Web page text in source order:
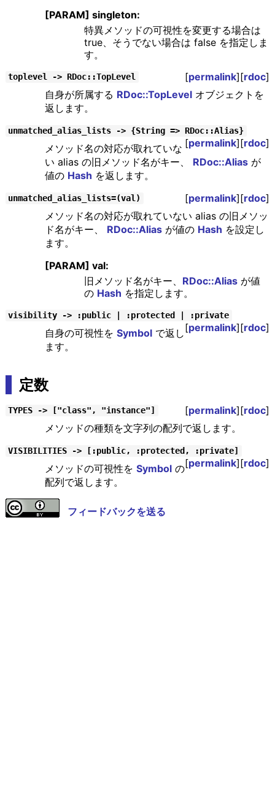
[PARAM] singleton:
特異メソッドの可視性を変更する場合は
true、そうでない場合は false を指定しま
す。
toplevel -> RDoc::TopLevel [permalink][rdoc]
自身が所属する RDoc::TopLevelオブジェクトを
返します。
unmatched_alias_lists -> {String => RDoc::Alias}
[permalink][rdoc]
メソッド名の対応が取れていな
い alias の旧メソッド名がキー、 RDoc::Aliasが
値の Hash を返します。
unmatched_alias_lists=(val) [permalink][rdoc]
メソッド名の対応が取れていない alias の旧メソッ
ド名がキー、 RDoc::Aliasが値の Hash を設定し
ます。
[PARAM] val:
旧メソッド名がキー、 RDoc::Aliasが値
の Hash を指定します。
visibility -> :public | :protected | :private
[permalink][rdoc]
自身の可視性を Symbolで返し
ます。
定数
TYPES -> ["class", "instance"] [permalink][rdoc]
メソッドの種類を文字列の配列で返します。
VISIBILITIES -> [:public, :protected, :private]
[permalink][rdoc]
メソッドの可視性を Symbolの
配列で返します。
フィードバックを送る